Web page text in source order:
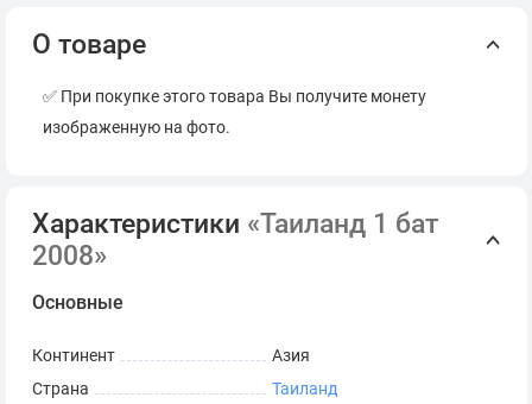
О товаре
✅ При покупке этого товара Вы получите монету
изображенную на фото.
Характеристики «Таиланд 1 бат
2008»
Основные
Континент
Азия
Страна
Таиланд